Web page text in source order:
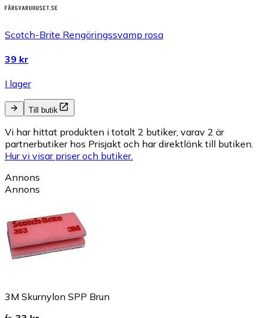
Scotch-Brite Rengöringssvamp rosa
39 kr
I lager
Till butik
Vi har hittat produkten i totalt 2 butiker, varav 2 är
partnerbutiker hos Prisjakt och har direktlänk till butiken.
Hur vi visar priser och butiker.
Annons
Annons
3M Skurnylon SPP Brun